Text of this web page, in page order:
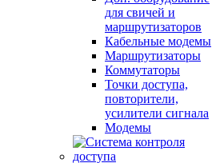
для свичей и
маршрутизаторов
Кабельные модемы
Маршрутизаторы
Коммутаторы
Точки доступа,
повторители,
усилители сигнала
Модемы